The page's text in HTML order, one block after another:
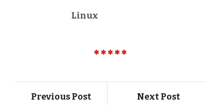
Linux
Previous Post
Next Post